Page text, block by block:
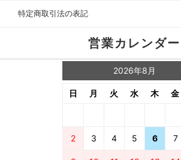
特定商取引法の表記
営業カレンダー
2026年8月
日 月 火 水 木 金
2 3 4 5 6 7